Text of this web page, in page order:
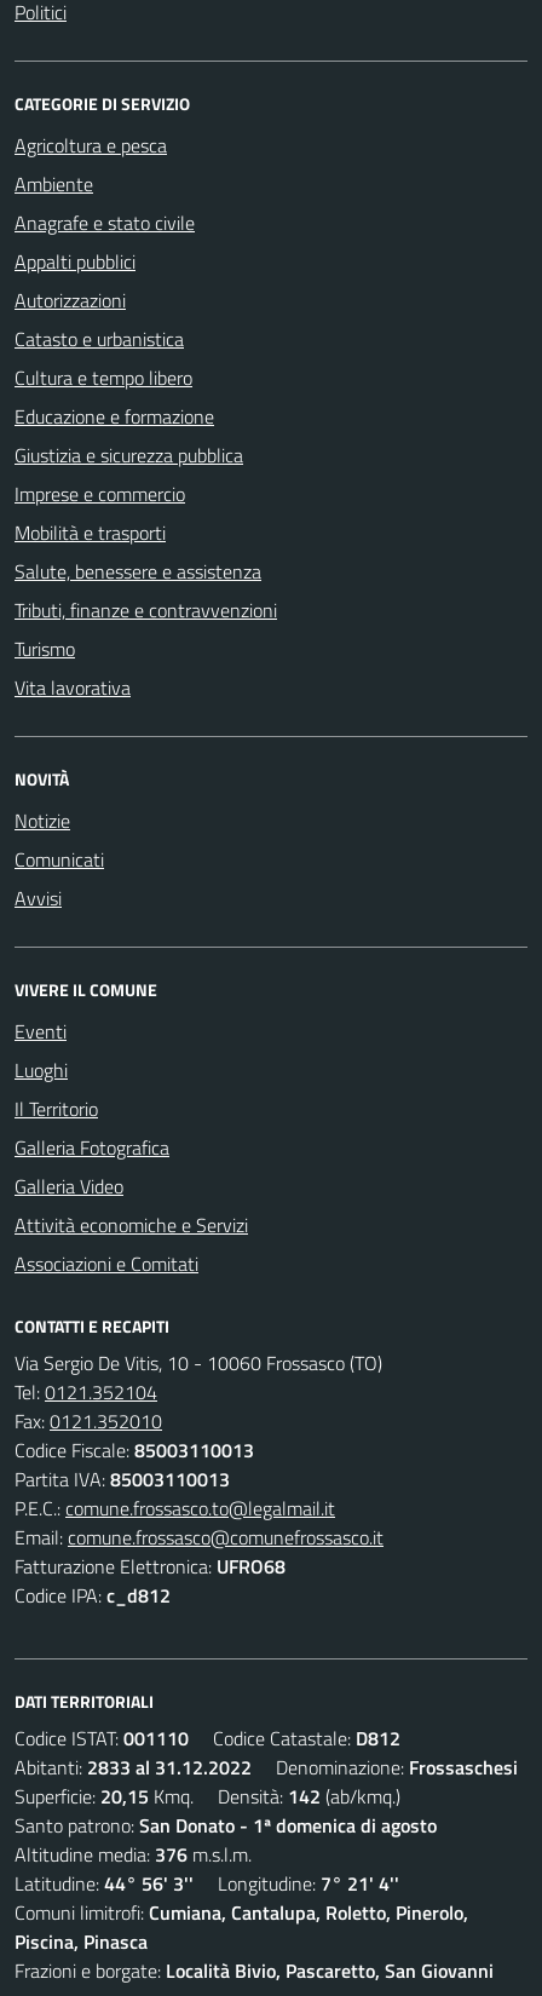
Politici
CATEGORIE DI SERVIZIO
Agricoltura e pesca
Ambiente
Anagrafe e stato civile
Appalti pubblici
Autorizzazioni
Catasto e urbanistica
Cultura e tempo libero
Educazione e formazione
Giustizia e sicurezza pubblica
Imprese e commercio
Mobilità e trasporti
Salute, benessere e assistenza
Tributi, finanze e contravvenzioni
Turismo
Vita lavorativa
NOVITÀ
Notizie
Comunicati
Avvisi
VIVERE IL COMUNE
Eventi
Luoghi
Il Territorio
Galleria Fotografica
Galleria Video
Attività economiche e Servizi
Associazioni e Comitati
CONTATTI E RECAPITI
Via Sergio De Vitis, 10 - 10060 Frossasco (TO)
Tel:0121.352104
Fax:0121.352010
Codice Fiscale:85003110013
Partita IVA:85003110013
P.E.C.:comune.frossasco.to@legalmail.it
Email:comune.frossasco@comunefrossasco.it
Fatturazione Elettronica: UFRO68
Codice IPA:c_d812
DATI TERRITORIALI
Codice ISTAT:001110 Codice Catastale: D812
Abitanti: 2833 al 31.12.2022 Denominazione: Frossaschesi
Superficie: 20,15 Kmq. Densità: 142 (ab/kmq.)
Santo patrono:San Donato - 1ª domenica di agosto
Altitudine media: 376 m.s.l.m.
Latitudine:44° 56' 3'' Longitudine: 7° 21' 4''
Comuni limitrofi:Cumiana, Cantalupa, Roletto, Pinerolo,
Piscina, Pinasca
Frazioni e borgate: Località Bivio, Pascaretto, San Giovanni